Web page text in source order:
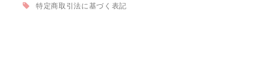
特定商取引法に基づく表記